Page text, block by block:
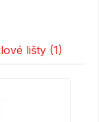
lišty (1)